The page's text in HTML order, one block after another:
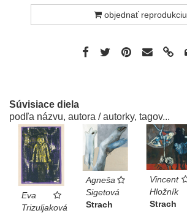
objednať reprodukciu
Súvisiace diela
podľa názvu, autora / autorky, tagov...
Eva
Trizuljaková
Agneša
Sigetová
Strach
Vincent
Hložník
Strach